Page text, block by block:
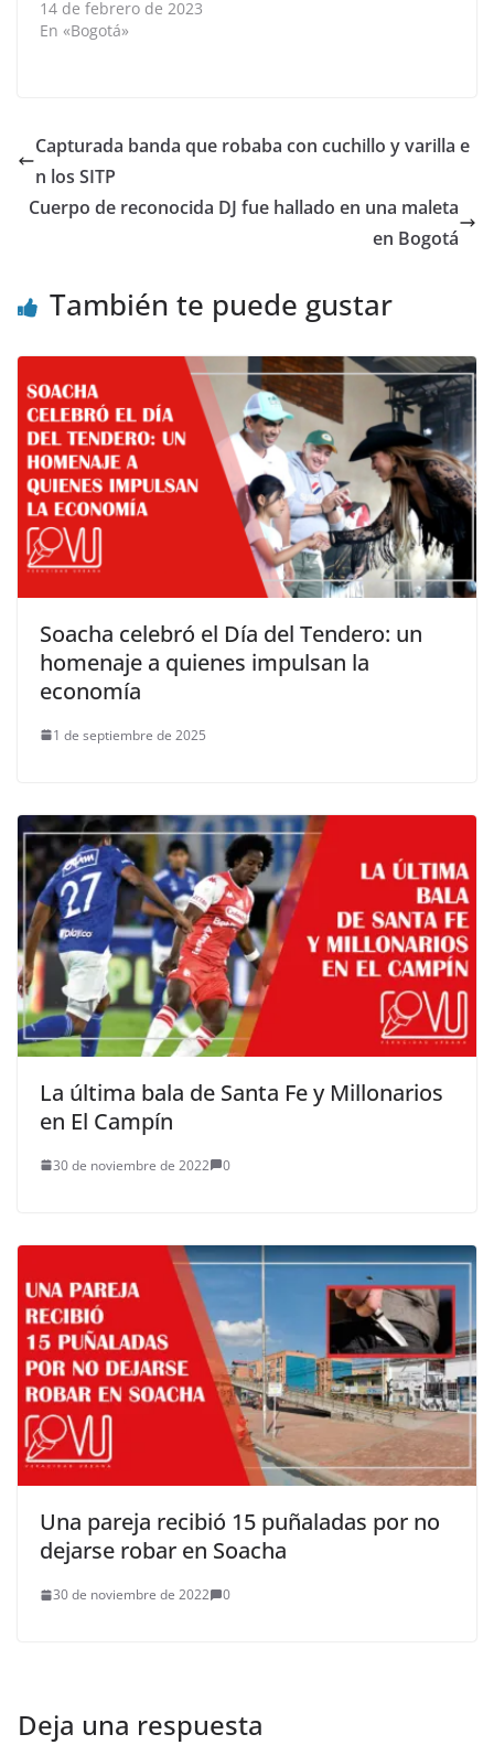
14 de febrero de 2023
En «Bogotá»
Capturada banda que robaba con cuchillo y varilla e
n los SITP
Cuerpo de reconocida DJ fue hallado en una maleta
en Bogotá
También te puede gustar
Soacha celebró el Día del Tendero: un
homenaje a quienes impulsan la
economía
1 de septiembre de 2025
La última bala de Santa Fe y Millonarios
en El Campín
30 de noviembre de 2022 0
Una pareja recibió 15 puñaladas por no
dejarse robar en Soacha
30 de noviembre de 2022 0
Deja una respuesta